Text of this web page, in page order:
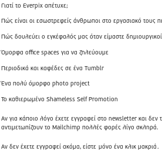
Γιατί το Everpix απέτυχε;
Πώς είναι οι εσωστρεφείς άνθρωποι στο εργασιακό τους
Πώς δουλεύει ο εγκέφαλός μας όταν είμαστε δημιουργικοί
Όμορφα office spaces για να ζηλεύουμε
Περιοδικά και καφέδες σε ένα Tumblr
Ένα πολύ όμορφο photo project
Το καθιερωμένο Shameless Self Promotion
Αν για κάποιο λόγο έχετε εγγραφεί στο newsletter και
αντιμετωπίζουν το Mailchimp πολλές φορές λίγο σκληρά.
Αν δεν έχετε εγγραφεί ακόμα, είστε μόνο ένα κλικ μακριά .